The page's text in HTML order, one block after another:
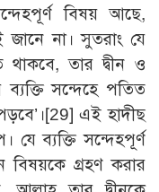
বিষয় আছে,
জানে না। সুতরাং যে
থাকবে, তার দ্বীন ও
সন্দেহে পতিত
[29] এই হাদীছ
যে ব্যক্তি সন্দেহপূর্ণ
বিষয়কে গ্রহণ করার